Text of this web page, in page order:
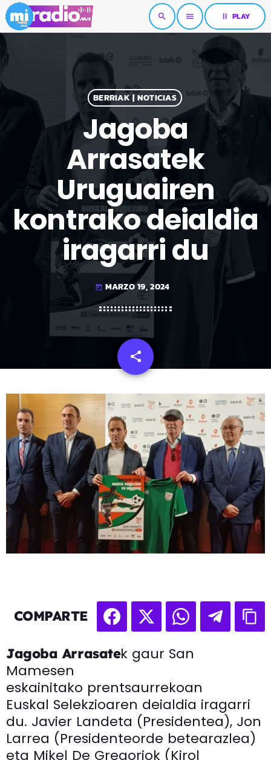
search menu pause PLAY
BERRIAK | NOTICIAS
Jagoba
Arrasatek
Uruguairen
kontrako deialdia
iragarri du
today MARZO 19, 2024
share
email
COMPARTE
Jagoba Arrasatek gaur San
Mamesen
eskainitako prentsaurrekoan
Euskal Selekzioaren deialdia iragarri
du. Javier Landeta (Presidentea), Jon
Larrea (Presidenteorde betearazlea)
eta Mikel De Gregoriok (Kirol